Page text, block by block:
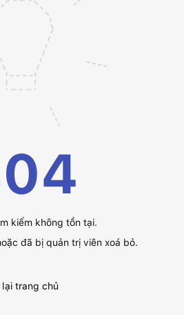
kiếm không tồn tại.
đã bị quản trị viên xoá bỏ.
lại trang chủ